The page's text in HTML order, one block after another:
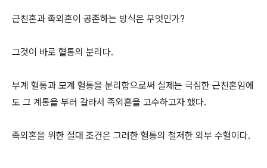
근친혼과 족외혼이 공존하는 방식은 무엇인가?
그것이 바로 혈통의 분리다.
부계 혈통과 모계 혈통을 분리함으로써 실제는 극심한 근친혼임에
도 그 계통을 부러 갈라서 족외혼을 고수하고자 했다.
족외혼을 위한 절대 조건은 그러한 혈통의 철저한 외부 수혈이다.